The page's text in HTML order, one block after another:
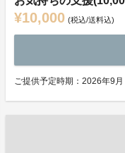
¥10,000 (税込/送料込)
ご提供予定時期：2026年9月